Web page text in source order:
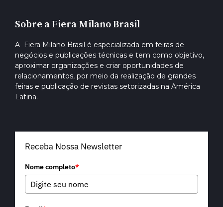
Sobre a Fiera Milano Brasil
A Fiera Milano Brasil é especializada em feiras de
negócios e publicações técnicas e tem como objetivo,
aproximar organizações e criar oportunidades de
relacionamentos, por meio da realização de grandes
feiras e publicação de revistas setorizadas na América
Latina.
Receba Nossa Newsletter
Nome completo*